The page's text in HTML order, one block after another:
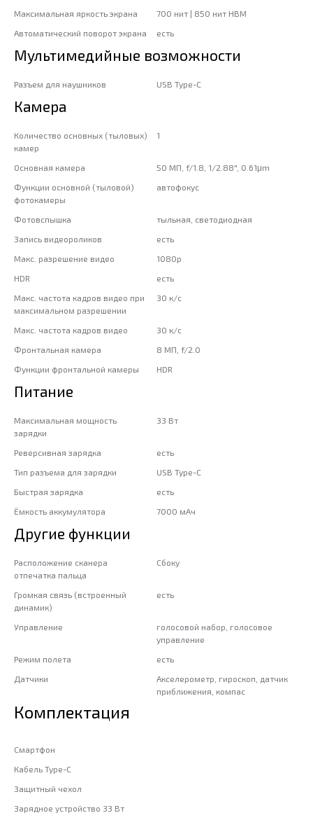
Максимальная яркость экрана
700 нит | 850 нит HBM
Автоматический поворот экрана
есть
Мультимедийные возможности
Разъем для наушников USB Type-C
Камера
Количество основных (тыловых)
камер
1
Основная камера
50 МП, f/1.8, 1/2.88", 0.61μm
Функции основной (тыловой)
фотокамеры
автофокус
Фотовспышка
тыльная, светодиодная
Запись видеороликов
есть
Макс. разрешение видео
1080p
HDR
есть
Макс. частота кадров видео при
максимальном разрешении
30 к/с
Макс. частота кадров видео
30 к/с
Фронтальная камера
8 МП, f/2.0
Функции фронтальной камеры
HDR
Питание
Максимальная мощность
зарядки
33 Вт
Реверсивная зарядка
есть
Тип разъема для зарядки
USB Type-C
Быстрая зарядка
есть
Ёмкость аккумулятора
7000 мАч
Другие функции
Расположение сканера
отпечатка пальца
Сбоку
Громкая связь (встроенный
динамик)
есть
Управление
голосовой набор, голосовое
управление
Режим полета
есть
Датчики
Акселерометр, гироскоп, датчик
приближения, компас
Комплектация
Смартфон
Кабель Type-C
Защитный чехол
Зарядное устройство 33 Вт